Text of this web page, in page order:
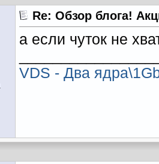
Re: Обзор блога!
а если чуток не
VDS - Два